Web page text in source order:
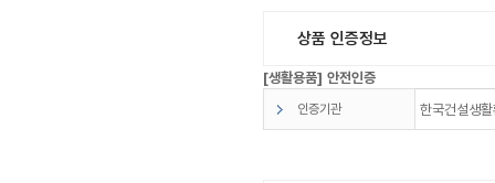
상품 인증정보
[생활용품] 안전인증
인증기관 한국건설생